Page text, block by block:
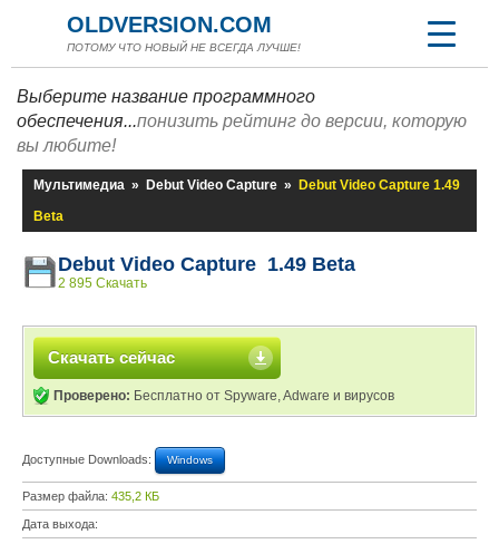
OLDVERSION.COM
ПОТОМУ ЧТО НОВЫЙ НЕ ВСЕГДА ЛУЧШЕ!
Выберите название программного
обеспечения...понизить рейтинг до версии, которую
вы любите!
Мультимедиа » Debut Video Capture »
Debut Video Capture 1.49
Beta
Debut Video Capture 1.49 Beta
2 895 Скачать
Скачать сейчас
Проверено: Бесплатно от Spyware, Adware и вирусов
Доступные Downloads: Windows
Размер файла: 435,2 КБ
Дата выхода: